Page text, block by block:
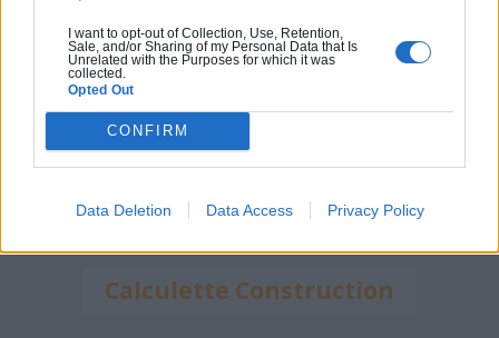
I want to opt-out of Collection, Use, Retention,
Sale, and/or Sharing of my Personal Data that Is
Unrelated with the Purposes for which it was
collected.
Opted Out
CONFIRM
Data Deletion Data Access Privacy Policy
Calculette Construction